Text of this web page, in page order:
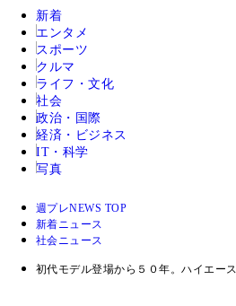
新着
エンタメ
スポーツ
クルマ
ライフ・文化
社会
政治・国際
経済・ビジネス
IT・科学
写真
週プレNEWS TOP
新着ニュース
社会ニュース
初代モデル登場から５０年。ハイエー